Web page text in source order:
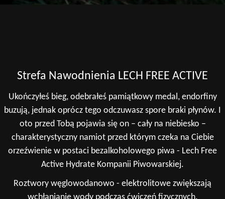
Strefa Nawodnienia LECH FREE ACTIVE
Ukończyłeś bieg, odebrałeś pamiątkowy medal, endorfiny
buzują, jednak oprócz tego odczuwasz spore braki płynów. I
oto przed Tobą pojawia się on – cały na niebiesko –
charakterystyczny namiot przed którym czeka na Ciebie
orzeźwienie w postaci bezalkoholowego piwa - Lech Free
Active Hydrate Kompanii Piwowarskiej.
Roztwory węglowodanowo - elektrolitowe zwiększają